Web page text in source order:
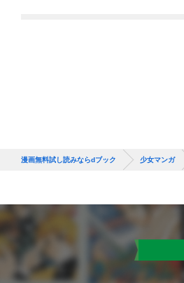
漫画無料試し読みならdブック 少女マンガ